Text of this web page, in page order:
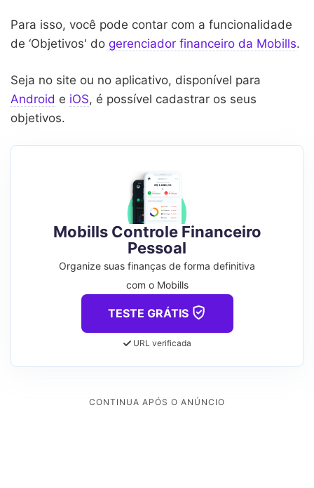
Para isso, você pode contar com a funcionalidade
de ‘Objetivos' do gerenciador financeiro da Mobills.
Seja no site ou no aplicativo, disponível para
Android e iOS, é possível cadastrar os seus
objetivos.
Mobills Controle Financeiro
Pessoal
Organize suas finanças de forma definitiva
com o Mobills
TESTE GRÁTIS
URL verificada